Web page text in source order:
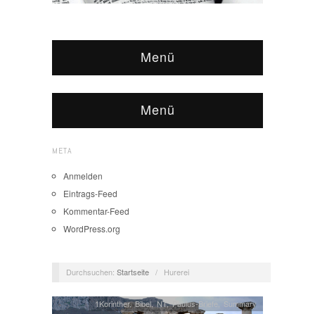
Menü
Menü
META
Anmelden
Eintrags-Feed
Kommentar-Feed
WordPress.org
Durchsuchen: Startseite / Hurerei
1Korinther,Bibel,NT,Paulus-Briefe Summary